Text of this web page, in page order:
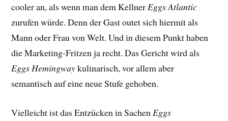
cooler an, als wenn man dem KellnerEggs Atlantic
zurufen würde. Denn der Gast outet sich hiermit als
Mann oder Frau von Welt. Und in diesem Punkt haben
die Marketing-Fritzen ja recht. Das Gericht wird als
Eggs Hemingwaykulinarisch, vor allem aber
semantisch auf eine neue Stufe gehoben.
Vielleicht ist das Entzücken in SachenEggs